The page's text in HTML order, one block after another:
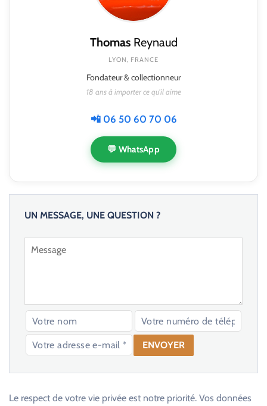
ThomasReynaud
LYON, FRANCE
Fondateur & collectionneur
18 ans à importer ce qu'il aime
📲 06 50 60 70 06
💬 WhatsApp
UN MESSAGE, UNE QUESTION ?
Le respect de votre vie privée est notre priorité. Vos données